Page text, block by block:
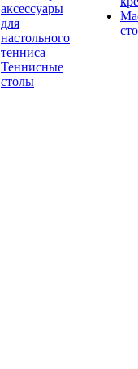
аксессуары
для
настольного
тенниса
Теннисные
столы